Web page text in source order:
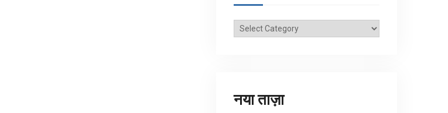
ब्लॉग
नया ताज़ा